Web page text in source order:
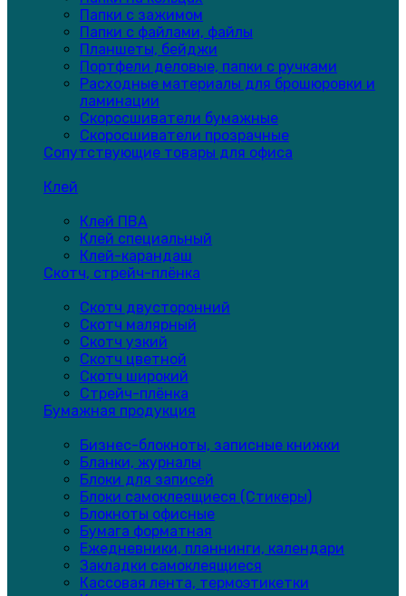
Папки с зажимом
Папки с файлами, файлы
Планшеты, бейджи
Портфели деловые, папки с ручками
Расходные материалы для брошюровки и
ламинации
Скоросшиватели бумажные
Скоросшиватели прозрачные
Сопутствующие товары для офиса
Клей
Клей ПВА
Клей специальный
Клей-карандаш
Скотч, стрейч-плёнка
Скотч двусторонний
Скотч малярный
Скотч узкий
Скотч цветной
Скотч широкий
Стрейч-плёнка
Бумажная продукция
Бизнес-блокноты, записные книжки
Бланки, журналы
Блоки для записей
Блоки самоклеящиеся (Стикеры)
Блокноты офисные
Бумага форматная
Ежедневники, планнинги, календари
Закладки самоклеящиеся
Кассовая лента, термоэтикетки